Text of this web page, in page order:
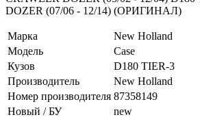
DOZER (07/06 - 12/14) (ОРИГИНАЛ)
Марка
New Holland
Модель
Case
Кузов
D180 TIER-3
Производитель
New Holland
Номер производителя 87358149
Новый / БУ
new